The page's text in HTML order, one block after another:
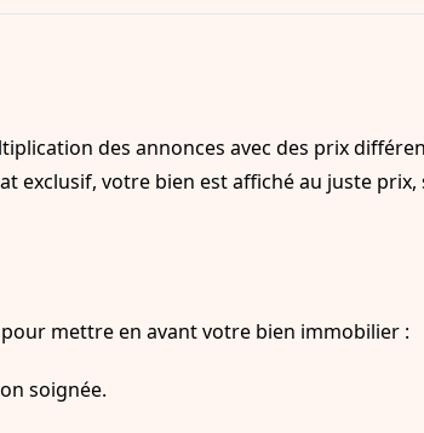
des annonces avec des prix
exclusif, votre bien est affiché au juste
mettre en avant votre bien immobilier :
soignée.